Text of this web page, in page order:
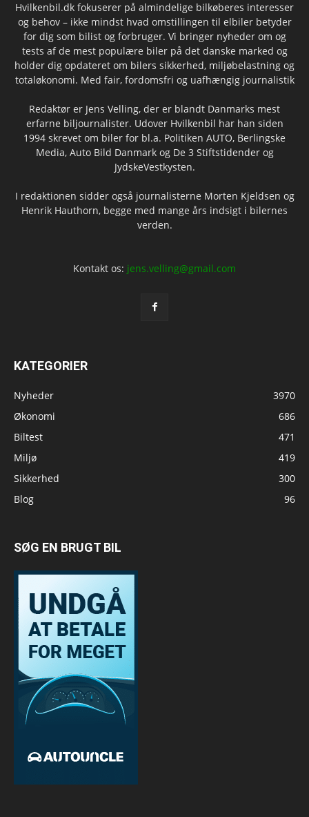
Hvilkenbil.dk fokuserer på almindelige bilkøberes interesser
og behov – ikke mindst hvad omstillingen til elbiler betyder
for dig som bilist og forbruger. Vi bringer nyheder om og
tests af de mest populære biler på det danske marked og
holder dig opdateret om bilers sikkerhed, miljøbelastning og
totaløkonomi. Med fair, fordomsfri og uafhængig journalistik
Redaktør er Jens Velling, der er blandt Danmarks mest
erfarne biljournalister. Udover Hvilkenbil har han siden
1994 skrevet om biler for bl.a. Politiken AUTO, Berlingske
Media, Auto Bild Danmark og De 3 Stiftstidender og
JydskeVestkysten.
I redaktionen sidder også journalisterne Morten Kjeldsen og
Henrik Hauthorn, begge med mange års indsigt i bilernes
verden.
Kontakt os: jens.velling@gmail.com
KATEGORIER
Nyheder
3970
Økonomi
686
Biltest
471
Miljø
419
Sikkerhed
300
Blog
96
SØG EN BRUGT BIL